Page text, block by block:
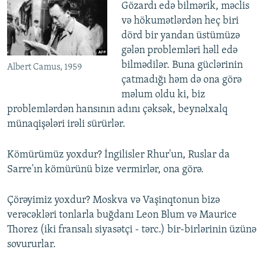
Albert Camus, 1959
Gözardı edə bilmərik, məclis
və hökumətlərdən heç biri
dörd bir yandan üstümüzə
gələn problemləri həll edə
bilmədilər. Buna güclərinin
çatmadığı həm də ona görə
məlum oldu ki, biz
problemlərdən hansının adını çəksək, beynəlxalq
münaqişələri irəli sürürlər.
Kömürümüz yoxdur? İngilisler Rhur'un, Ruslar da
Sarre'ın kömürünü bize vermirlər, ona görə.
Çörəyimiz yoxdur? Moskva və Vaşinqtonun bizə
verəcəkləri tonlarla buğdanı Leon Blum və Maurice
Thorez (iki fransalı siyasətçi - tərc.) bir-birlərinin üzünə
sovururlar.